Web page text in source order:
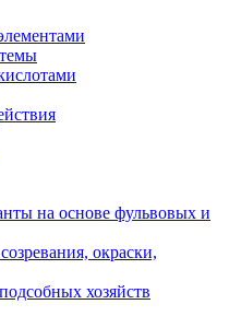
на основе фульвовых и
окраски,
хозяйств